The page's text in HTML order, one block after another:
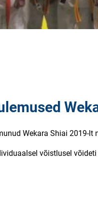
Wekara Shiai 2019-
võistlusel